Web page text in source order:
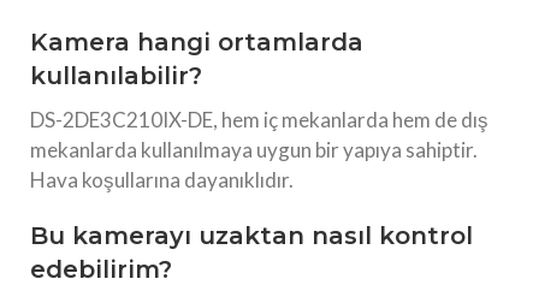
Kamera hangi ortamlarda
kullanılabilir?
DS-2DE3C210IX-DE, hem iç mekanlarda hem de dış
mekanlarda kullanılmaya uygun bir yapıya sahiptir.
Hava koşullarına dayanıklıdır.
Bu kamerayı uzaktan nasıl kontrol
edebilirim?